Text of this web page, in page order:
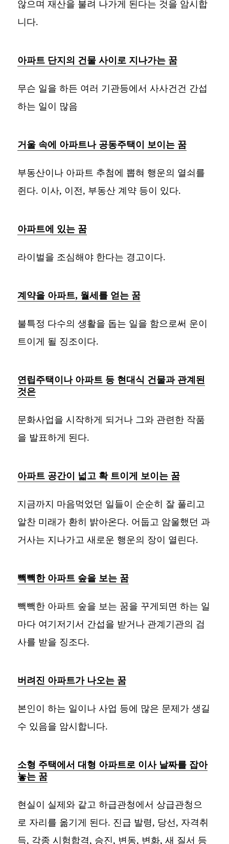
않으며 재산을 불려 나가게 된다는 것을 암시합
니다.
아파트 단지의 건물 사이로 지나가는 꿈
무슨 일을 하든 여러 기관등에서 사사건건 간섭
하는 일이 많음
거울 속에 아파트나 공동주택이 보이는 꿈
부동산이나 아파트 추첨에 뽑혀 행운의 열쇠를
쥔다. 이사, 이전, 부동산 계약 등이 있다.
아파트에 있는 꿈
라이벌을 조심해야 한다는 경고이다.
계약을 아파트, 월세를 얻는 꿈
불특정 다수의 생활을 돕는 일을 함으로써 운이
트이게 될 징조이다.
연립주택이나 아파트 등 현대식 건물과 관계된
것은
문화사업을 시작하게 되거나 그와 관련한 작품
을 발표하게 된다.
아파트 공간이 넓고 확 트이게 보이는 꿈
지금까지 마음먹었던 일들이 순순히 잘 풀리고
알찬 미래가 환히 밝아온다. 어둡고 암울했던 과
거사는 지나가고 새로운 행운의 장이 열린다.
빽빽한 아파트 숲을 보는 꿈
빽빽한 아파트 숲을 보는 꿈을 꾸게되면 하는 일
마다 여기저기서 간섭을 받거나 관계기관의 검
사를 받을 징조다.
버려진 아파트가 나오는 꿈
본인이 하는 일이나 사업 등에 많은 문제가 생길
수 있음을 암시합니다.
소형 주택에서 대형 아파트로 이사 날짜를 잡아
놓는 꿈
현실이 실제와 같고 하급관청에서 상급관청으
로 자리를 옮기게 된다. 진급 발령, 당선, 자격취
득, 각종 시험합격, 승진, 변동, 변화, 새 질서 등